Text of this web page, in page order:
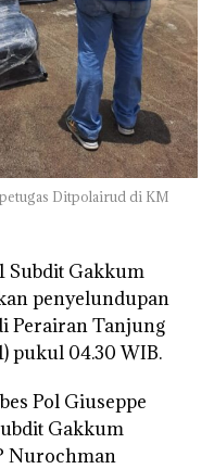
Ditpolairud di KM
Subdit Gakkum
penyelundupan
Perairan Tanjung
pukul 04.30 WIB.
Pol Giuseppe
Gakkum
Nurochman